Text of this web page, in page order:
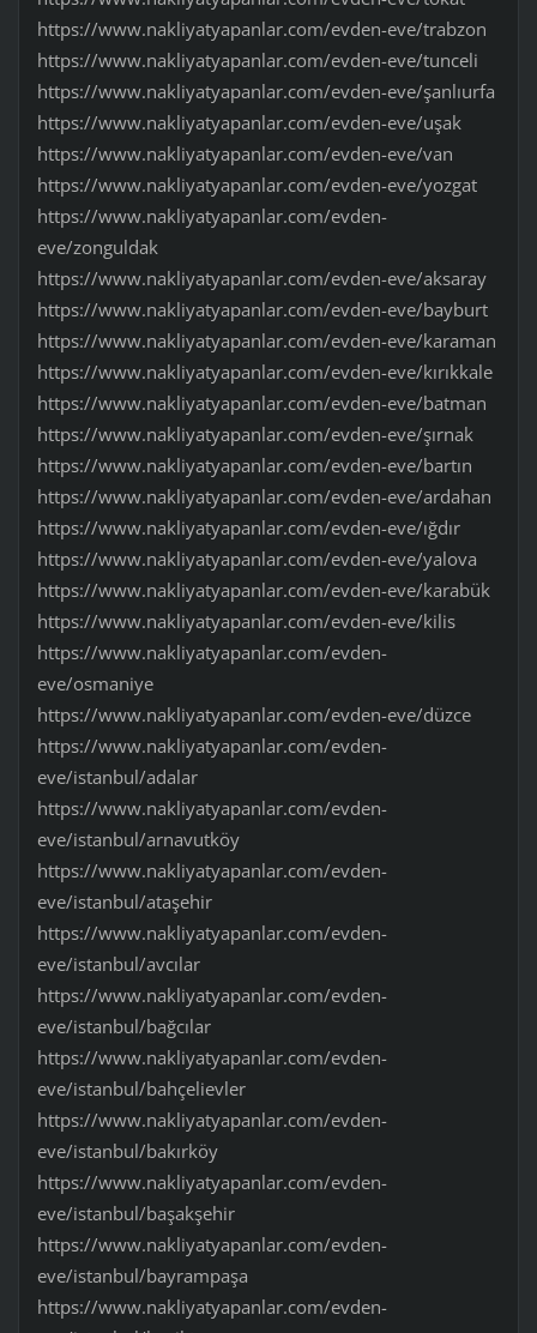
https://www.nakliyatyapanlar.com/evden-eve/trabzon
https://www.nakliyatyapanlar.com/evden-eve/tunceli
https://www.nakliyatyapanlar.com/evden-eve/şanlıurfa
https://www.nakliyatyapanlar.com/evden-eve/uşak
https://www.nakliyatyapanlar.com/evden-eve/van
https://www.nakliyatyapanlar.com/evden-eve/yozgat
https://www.nakliyatyapanlar.com/evden-
eve/zonguldak
https://www.nakliyatyapanlar.com/evden-eve/aksaray
https://www.nakliyatyapanlar.com/evden-eve/bayburt
https://www.nakliyatyapanlar.com/evden-eve/karaman
https://www.nakliyatyapanlar.com/evden-eve/kırıkkale
https://www.nakliyatyapanlar.com/evden-eve/batman
https://www.nakliyatyapanlar.com/evden-eve/şırnak
https://www.nakliyatyapanlar.com/evden-eve/bartın
https://www.nakliyatyapanlar.com/evden-eve/ardahan
https://www.nakliyatyapanlar.com/evden-eve/ığdır
https://www.nakliyatyapanlar.com/evden-eve/yalova
https://www.nakliyatyapanlar.com/evden-eve/karabük
https://www.nakliyatyapanlar.com/evden-eve/kilis
https://www.nakliyatyapanlar.com/evden-
eve/osmaniye
https://www.nakliyatyapanlar.com/evden-eve/düzce
https://www.nakliyatyapanlar.com/evden-
eve/istanbul/adalar
https://www.nakliyatyapanlar.com/evden-
eve/istanbul/arnavutköy
https://www.nakliyatyapanlar.com/evden-
eve/istanbul/ataşehir
https://www.nakliyatyapanlar.com/evden-
eve/istanbul/avcılar
https://www.nakliyatyapanlar.com/evden-
eve/istanbul/bağcılar
https://www.nakliyatyapanlar.com/evden-
eve/istanbul/bahçelievler
https://www.nakliyatyapanlar.com/evden-
eve/istanbul/bakırköy
https://www.nakliyatyapanlar.com/evden-
eve/istanbul/başakşehir
https://www.nakliyatyapanlar.com/evden-
eve/istanbul/bayrampaşa
https://www.nakliyatyapanlar.com/evden-